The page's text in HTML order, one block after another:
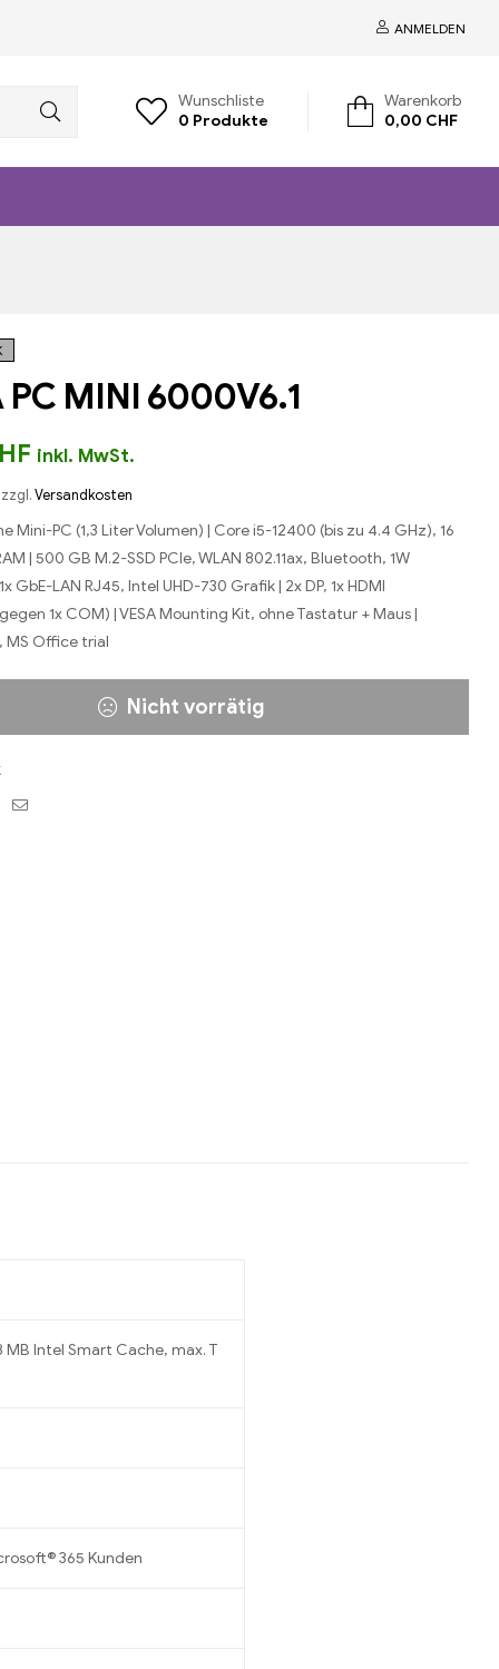
ANMELDEN
Wunschliste
0 Produkte
Warenkorb
0,00 CHF
PC MINI 6000V6.1
inkl. MwSt.
zzgl.Versandkosten
Mini-PC (1,3 Liter Volumen) | Core i5-12400 (bis zu 4.4 GHz), 16
| 500 GB M.2-SSD PCIe, WLAN 802.11ax, Bluetooth, 1W
GbE-LAN RJ45, Intel UHD-730 Grafik | 2x DP, 1x HDMI
1x COM) | VESA Mounting Kit, ohne Tastatur + Maus |
MS Office trial
Nicht vorrätig
TwitterEmail
MB Intel Smart Cache, max. T
365 Kunden